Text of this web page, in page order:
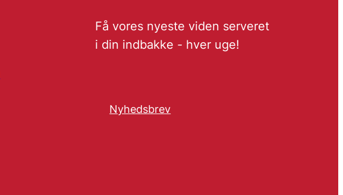
Få vores nyeste viden serveret
i din indbakke - hver uge!
Nyhedsbrev